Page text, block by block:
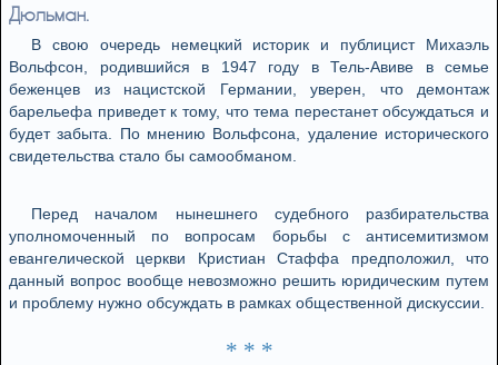
Дюльман.
В свою очередь немецкий историк и публицист Михаэль
Вольфсон, родившийся в 1947 году в Тель-Авиве в семье
беженцев из нацистской Германии, уверен, что демонтаж
барельефа приведет к тому, что тема перестанет обсуждаться и
будет забыта. По мнению Вольфсона, удаление исторического
свидетельства стало бы самообманом.
Перед началом нынешнего судебного разбирательства
уполномоченный по вопросам борьбы с антисемитизмом
евангелической церкви Кристиан Стаффа предположил, что
данный вопрос вообще невозможно решить юридическим путем
и проблему нужно обсуждать в рамках общественной дискуссии.
* * *